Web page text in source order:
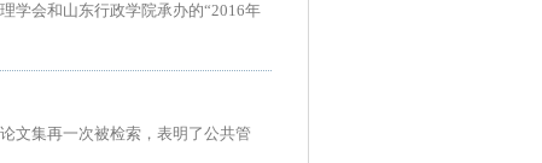
学会和山东行政学院承办的“2016年
文集再一次被检索，表明了公共管